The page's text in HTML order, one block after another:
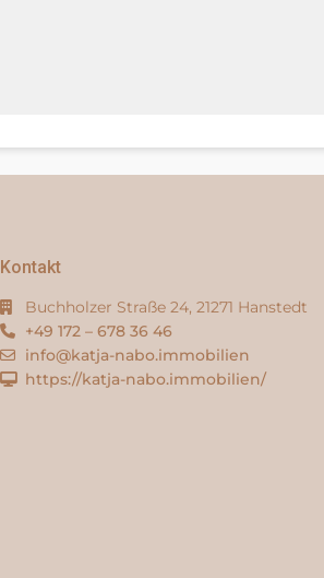
Kontakt
Buchholzer Straße 24, 21271 Hanstedt
+49 172 – 678 36 46
info@katja-nabo.immobilien
https://katja-nabo.immobilien/